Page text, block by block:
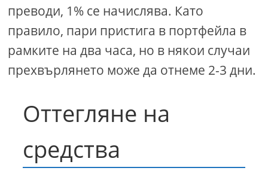
преводи, 1% се начислява. Като
правило, пари пристига в портфейла в
рамките на два часа, но в някои случаи
прехвърлянето може да отнеме 2-3 дни.
Оттегляне на
средства